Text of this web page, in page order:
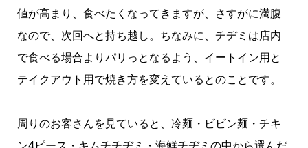
値が高まり、食べたくなってきますが、さすがに満腹
なので、次回へと持ち越し。ちなみに、チヂミは店内
で食べる場合よりパリっとなるよう、イートイン用と
テイクアウト用で焼き方を変えているとのことです。
周りのお客さんを見ていると、冷麺・ビビン麺・チキ